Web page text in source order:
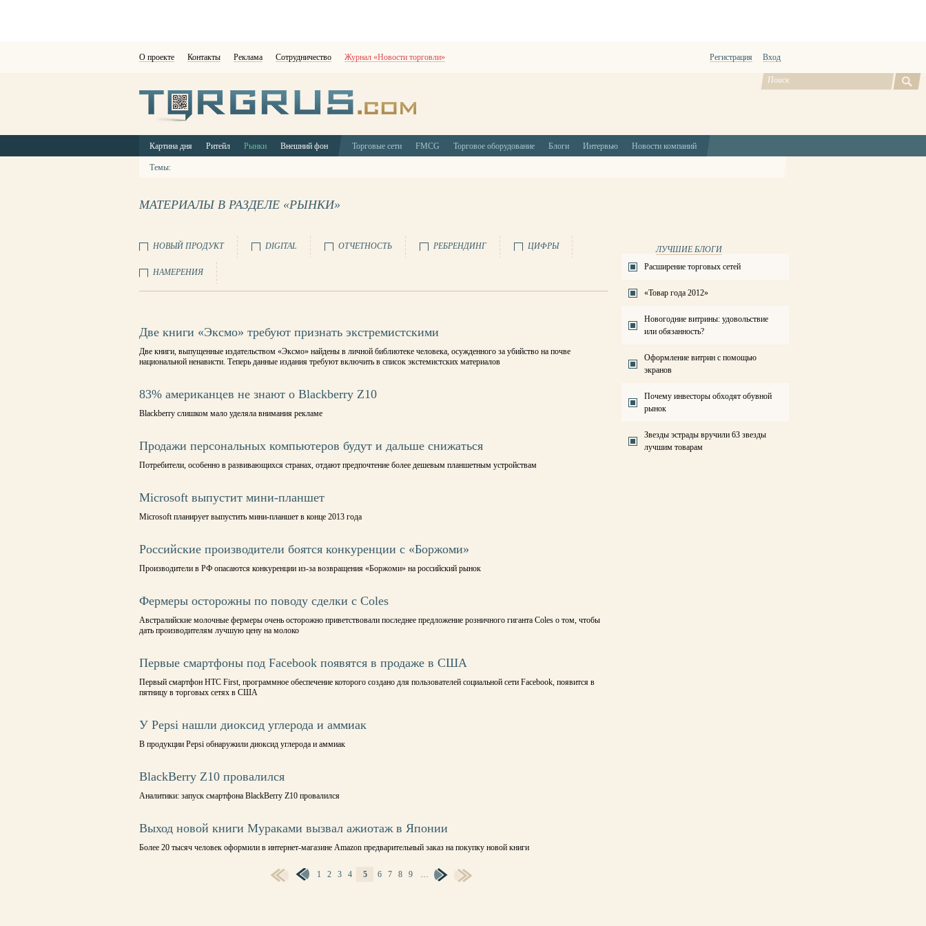
О проекте Контакты Реклама Сотрудничество Журнал «Новости торговли» Регистрация Вход
Картина дня Ритейл Рынки Внешний фон Торговые сети FMCG Торговое оборудование Блоги Интервью Новости компаний
Темы:
МАТЕРИАЛЫ В РАЗДЕЛЕ «РЫНКИ»
НОВЫЙ ПРОДУКТ DIGITAL ОТЧЕТНОСТЬ РЕБРЕНДИНГ ЦИФРЫ
НАМЕРЕНИЯ
Две книги «Эксмо» требуют признать экстремистскими
Две книги, выпущенные издательством «Эксмо» найдены в личной библиотеке человека, осужденного за убийство на почве
национальной ненависти. Теперь данные издания требуют включить в список экстемистских материалов
83% американцев не знают о Blackberry Z10
Blackberry слишком мало уделяла внимания рекламе
Продажи персональных компьютеров будут и дальше снижаться
Потребители, особенно в развивающихся странах, отдают предпочтение более дешевым планшетным устройствам
Microsoft выпустит мини-планшет
Microsoft планирует выпустить мини-планшет в конце 2013 года
Российские производители боятся конкуренции с «Боржоми»
Производители в РФ опасаются конкуренции из-за возвращения «Боржоми» на российский рынок
Фермеры осторожны по поводу сделки с Coles
Австралийские молочные фермеры очень осторожно приветствовали последнее предложение розничного гиганта Coles о том, чтобы
дать производителям лучшую цену на молоко
Первые смартфоны под Facebook появятся в продаже в США
Первый смартфон HTC First, программное обеспечение которого создано для пользователей социальной сети Facebook, появится в
пятницу в торговых сетях в США
У Pepsi нашли диоксид углерода и аммиак
В продукции Pepsi обнаружили диоксид углерода и аммиак
BlackBerry Z10 провалился
Аналитики: запуск смартфона BlackBerry Z10 провалился
Выход новой книги Мураками вызвал ажиотаж в Японии
Более 20 тысяч человек оформили в интернет-магазине Amazon предварительный заказ на покупку новой книги
1 2 3 4 5 6 7 8 9 …
ЛУЧШИЕ БЛОГИ
Расширение торговых сетей
«Товар года 2012»
Новогодние витрины: удовольствие
или обязанность?
Оформление витрин с помощью
экранов
Почему инвесторы обходят обувной
рынок
Звезды эстрады вручили 63 звезды
лучшим товарам